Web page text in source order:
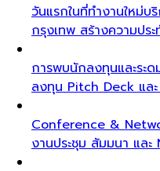
วันแรกในที่ทำงานใหม่บ
กรุงเทพ สร้างความปร
การพบนักลงทุนและระ
ลงทุน Pitch Deck แล
Conference &
งานประชุม สัมมนา แล